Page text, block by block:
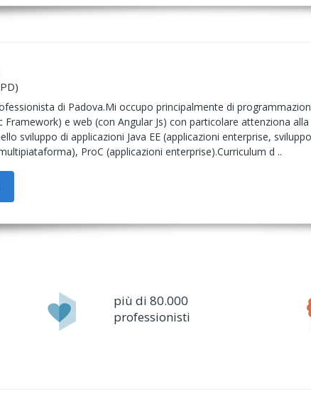
di Padova.Mi occupo principalmente di
Framework) e web (con Angular Js) con particolare attenziona
sviluppo di applicazioni Java EE (applicazioni enterprise,
ProC (applicazioni enterprise).Curriculum d ..
più di 80.000
professionisti